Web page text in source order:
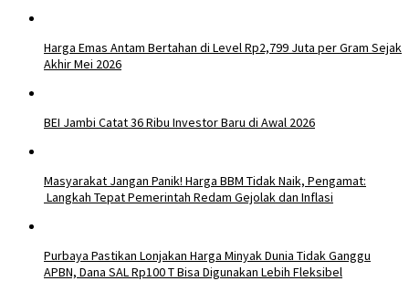
Harga Emas Antam Bertahan di Level Rp2,799 Juta per Gram Sejak
Akhir Mei 2026
BEI Jambi Catat 36 Ribu Investor Baru di Awal 2026
Masyarakat Jangan Panik! Harga BBM Tidak Naik, Pengamat:
Langkah Tepat Pemerintah Redam Gejolak dan Inflasi
Purbaya Pastikan Lonjakan Harga Minyak Dunia Tidak Ganggu
APBN, Dana SAL Rp100 T Bisa Digunakan Lebih Fleksibel